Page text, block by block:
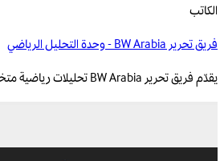
الكاتب
فريق تحرير BW Arabia - وحدة التحليل الرياضي
يقدّم فريق تحرير BW Arabia تحليلات رياضية متخصصة، ورؤى للمباريات، وتغطية قائمة على البيانات للمنافسات الإقليمية والعالمية.